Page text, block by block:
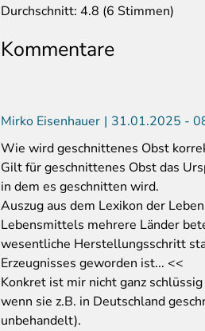
Durchschnitt: 4.8 (6 Stimmen)
Kommentare
Mirko Eisenhauer
31.01.2025 -
Wie wird geschnittenes Obst
Gilt für geschnittenes Obst das
in dem es geschnitten wird.
Auszug aus dem Lexikon der
Lebensmittels mehrere Länder
wesentliche Herstellungsschritt
Erzeugnisses geworden ist... <<
Konkret ist mir nicht ganz
wenn sie z.B. in Deutschland
unbehandelt).